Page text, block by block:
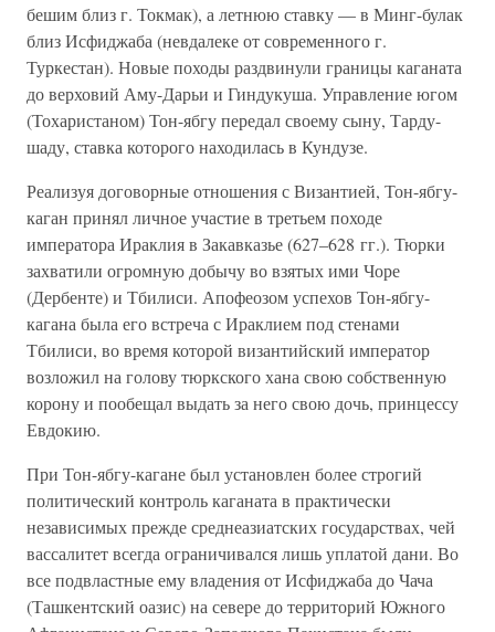
бешим близ г. Токмак), а летнюю ставку — в Минг-булак
близ Исфиджаба (невдалеке от современного г.
Туркестан). Новые походы раздвинули границы каганата
до верховий Аму-Дарьи и Гиндукуша. Управление югом
(Тохаристаном) Тон-ябгу передал своему сыну, Тарду-
шаду, ставка которого находилась в Кундузе.
Реализуя договорные отношения с Византией, Тон-ябгу-
каган принял личное участие в третьем походе
императора Ираклия в Закавказье (627–628 гг.). Тюрки
захватили огромную добычу во взятых ими Чоре
(Дербенте) и Тбилиси. Апофеозом успехов Тон-ябгу-
кагана была его встреча с Ираклием под стенами
Тбилиси, во время которой византийский император
возложил на голову тюркского хана свою собственную
корону и пообещал выдать за него свою дочь, принцессу
Евдокию.
При Тон-ябгу-кагане был установлен более строгий
политический контроль каганата в практически
независимых прежде среднеазиатских государствах, чей
вассалитет всегда ограничивался лишь уплатой дани. Во
все подвластные ему владения от Исфиджаба до Чача
(Ташкентский оазис) на севере до территорий Южного